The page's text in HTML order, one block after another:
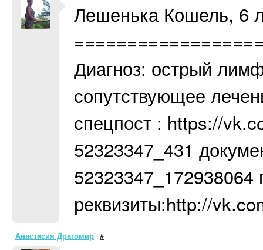
Лешенька Кошель, 6
Диагноз: острый
сопутствующее
спецпост : https://
52323347_431
реквизиты:http://
Анастасия Драгомир #